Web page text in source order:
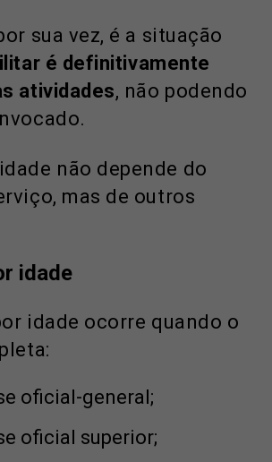
sua vez, é a situação
é definitivamente
atividades, não podendo
não depende do
mas de outros
idade
idade ocorre quando o
oficial-general;
oficial superior;